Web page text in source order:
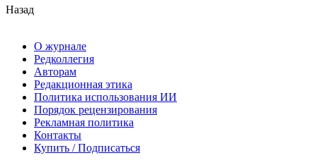
Назад
О журнале
Редколлегия
Авторам
Редакционная этика
Политика использования ИИ
Порядок рецензирования
Рекламная политика
Контакты
Купить / Подписаться